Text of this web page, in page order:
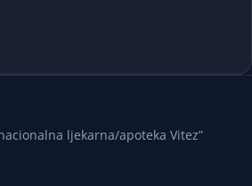
ljekarna/apoteka Vitez”